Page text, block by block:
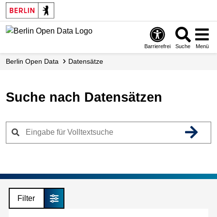
Skip
to
main
Barrierefrei Suche Menü
Berlin Open Data Datensätze
Suche nach Datensätzen
Filter